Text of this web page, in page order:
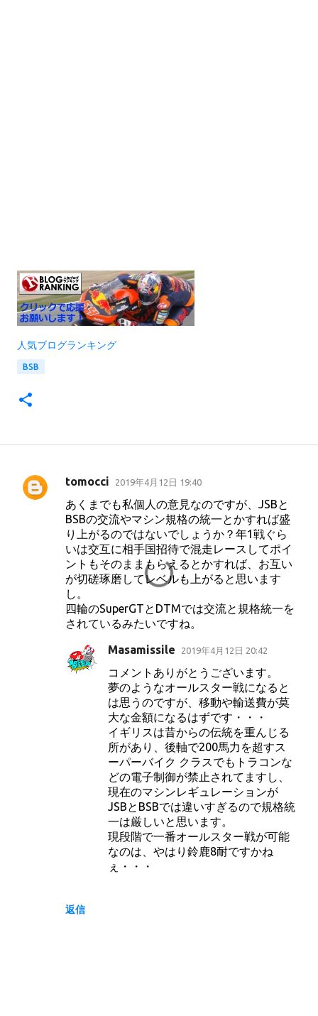
人気ブログランキング
BSB
コ
tomocci 2019年4月12日 19:40
あくまでも私個人の意見なのですが、JSBと
BSBの交流やマシン規格の統一とかすれば盛
り上がるのではないでしょうか？年1戦ぐら
いは交互に相手国招待で混走レースしてポイ
ントもそのままもらえるとかすれば、お互い
が切磋琢磨してレベルも上がると思います
し。
四輪のSuperGTとDTMでは交流と規格統一を
されているみたいですね。
返信
Masamissile 2019年4月12日 20:42
コメントありがとうございます。
夢のようなオールスター戦になると
は思うのですが、移動や輸送費が莫
大な金額になるはずです・・・
イギリスは昔からの伝統を重んじる
所があり、後軸で200馬力を超すス
ーパーバイク クラスでもトラコンな
どの電子制御が禁止されてますし、
現在のマシンレギュレーションが
JSBとBSBでは違いすぎるので規格統
一は厳しいと思います。
現段階で一番オールスター戦が可能
なのは、やはり鈴鹿8耐ですかね
ぇ・・・